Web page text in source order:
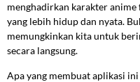
menghadirkan karakter
yang lebih hidup dan nyata.
memungkinkan kita untuk
secara langsung.
Apa yang membuat aplikasi